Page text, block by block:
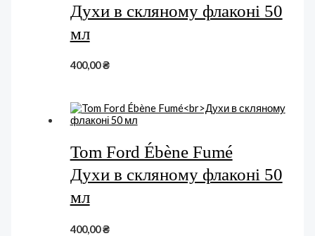
Духи в скляному флаконі 50
мл
400,00₴
Tom Ford Ébène Fumé
Духи в скляному флаконі 50
мл
400,00₴